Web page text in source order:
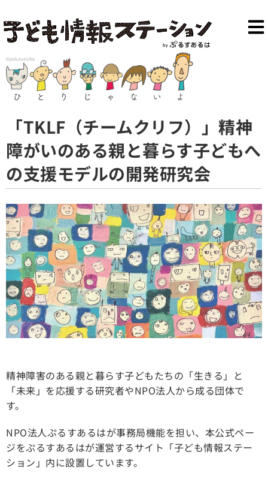
「TKLF（チームクリフ）」精神
障がいのある親と暮らす子どもへ
の支援モデルの開発研究会
精神障害のある親と暮らす子どもたちの「生きる」と
「未来」を応援する研究者やNPO法人から成る団体で
す。
NPO法人ぷるすあるはが事務局機能を担い、本公式ペー
ジをぷるすあるはが運営するサイト「子ども情報ステー
ション」内に設置しています。